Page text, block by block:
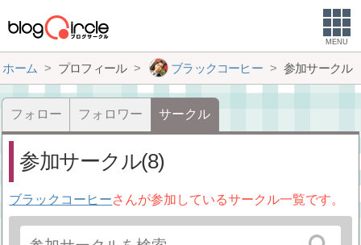
MENU
ホーム プロフィール ブラックコーヒー 参加サークル
フォロー フォロワー サークル
参加サークル(8)
ブラックコーヒーさんが参加しているサークル一覧です。